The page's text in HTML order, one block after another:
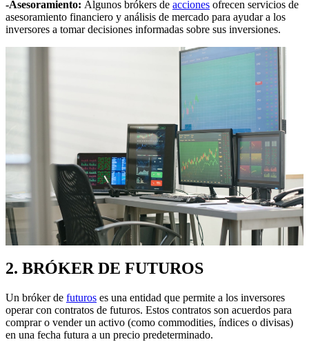
-Asesoramiento: Algunos brókers de acciones ofrecen servicios de
asesoramiento financiero y análisis de mercado para ayudar a los
inversores a tomar decisiones informadas sobre sus inversiones.
2. BRÓKER DE FUTUROS
Un bróker de futuros es una entidad que permite a los inversores
operar con contratos de futuros. Estos contratos son acuerdos para
comprar o vender un activo (como commodities, índices o divisas)
en una fecha futura a un precio predeterminado.